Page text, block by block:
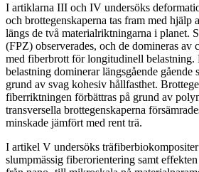
I artiklarna III och IV undersöks
och brottegenskaperna tas fram med hjälp
längs de två materialriktningarna i planet.
(FPZ) observerades, och de domineras av
med fiberbrott för longitudinell belastning.
belastning dominerar längsgående gående
grund av svag kohesiv hållfasthet.
fiberriktningen förbättras på grund av
transversella brottegenskaperna
minskade jämfört med rent trä.
I artikel V undersöks
slumpmässig fiberorientering samt